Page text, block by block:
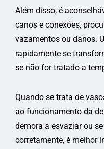
Além disso, é
canos e conexões,
vazamentos ou danos.
rapidamente se
se não for tratado a
Quando se trata de
ao funcionamento da
demora a esvaziar ou
corretamente, é melhor